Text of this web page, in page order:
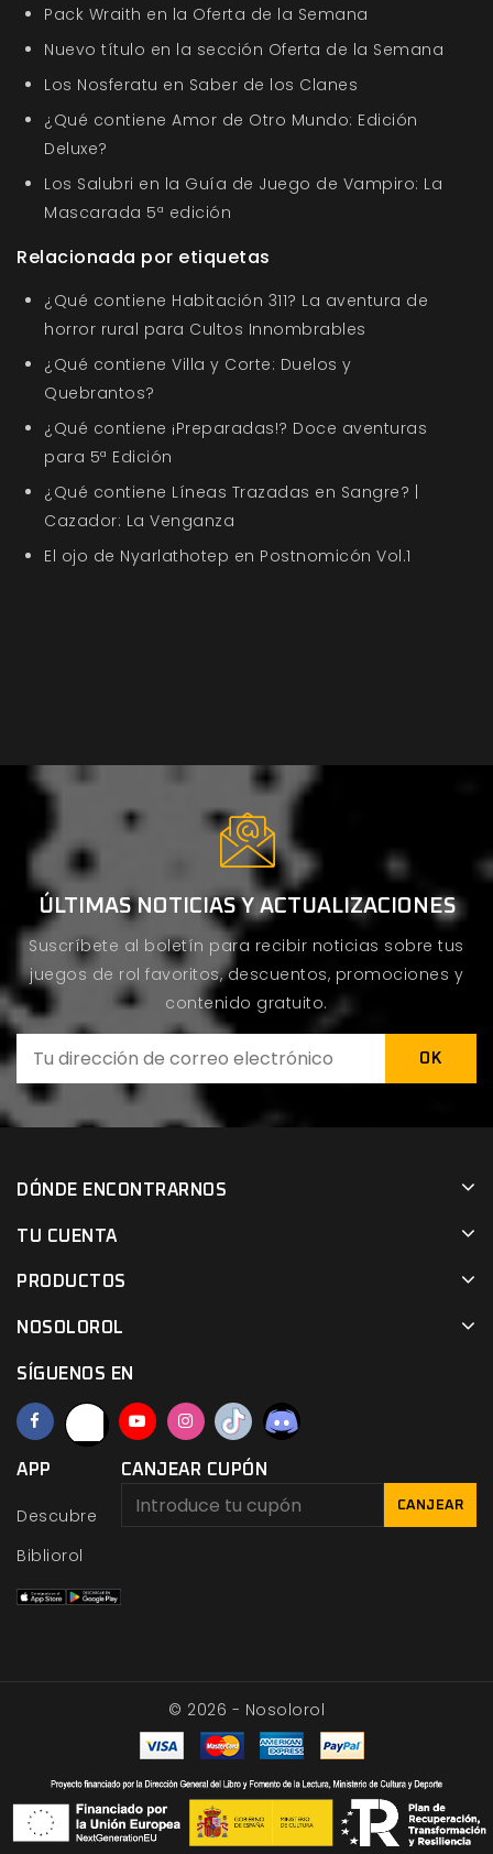
Pack Wraith en la Oferta de la Semana
Nuevo título en la sección Oferta de la Semana
Los Nosferatu en Saber de los Clanes
¿Qué contiene Amor de Otro Mundo: Edición
Deluxe?
Los Salubri en la Guía de Juego de Vampiro: La
Mascarada 5ª edición
Relacionada por etiquetas
¿Qué contiene Habitación 311? La aventura de
horror rural para Cultos Innombrables
¿Qué contiene Villa y Corte: Duelos y
Quebrantos?
¿Qué contiene ¡Preparadas!? Doce aventuras
para 5ª Edición
¿Qué contiene Líneas Trazadas en Sangre? |
Cazador: La Venganza
El ojo de Nyarlathotep en Postnomicón Vol.1
ÚLTIMAS NOTICIAS Y ACTUALIZACIONES
Suscríbete al boletín para recibir noticias sobre tus
juegos de rol favoritos, descuentos, promociones y
contenido gratuito.
DÓNDE ENCONTRARNOS
TU CUENTA
PRODUCTOS
NOSOLOROL
SÍGUENOS EN
APP
Descubre
Bibliorol
CANJEAR CUPÓN
CANJEAR
© 2026 - Nosolorol